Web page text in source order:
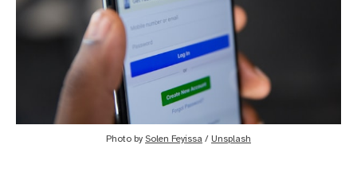
Photo by Solen Feyissa / Unsplash